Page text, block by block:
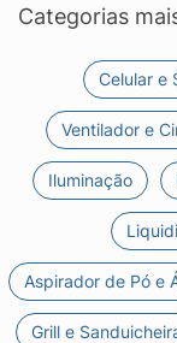
Categorias
Celular e
Ventilador e
Iluminação
Aspirador de Pó e
Grill e